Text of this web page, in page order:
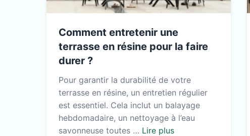
Comment entretenir une
terrasse en résine pour la faire
durer ?
Pour garantir la durabilité de votre
terrasse en résine, un entretien régulier
est essentiel. Cela inclut un balayage
hebdomadaire, un nettoyage à l’eau
savonneuse toutes … Lire plus